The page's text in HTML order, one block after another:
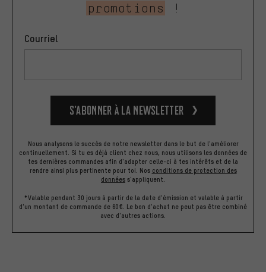
promotions
!
Courriel
S’abonner à la newsletter
Nous analysons le succès de notre newsletter dans le but de l'améliorer
continuellement. Si tu es déjà client chez nous, nous utilisons les données de
tes dernières commandes afin d'adapter celle-ci à tes intérêts et de la
rendre ainsi plus pertinente pour toi. Nos conditions de protection des
données s'appliquent.
*Valable pendant 30 jours à partir de la date d'émission et valable à partir
d'un montant de commande de 60€. Le bon d'achat ne peut pas être combiné
avec d'autres actions.